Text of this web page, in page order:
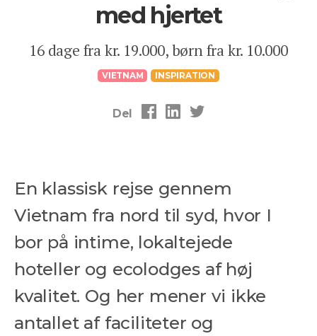
med hjertet
16 dage fra kr. 19.000, børn fra kr. 10.000
VIETNAM INSPIRATION
Del
En klassisk rejse gennem
Vietnam fra nord til syd, hvor I
bor på intime, lokaltejede
hoteller og ecolodges af høj
kvalitet. Og her mener vi ikke
antallet af faciliteter og